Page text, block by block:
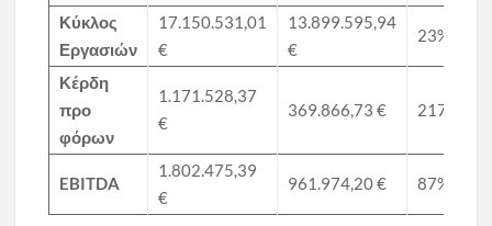
Κύκλος
Εργασιών
17.150.531,01
€
13.899.595,94
€
23%
Κέρδη
προ
φόρων
1.171.528,37
€
369.866,73 € 217%
EBITDA
1.802.475,39
€
961.974,20 € 87%